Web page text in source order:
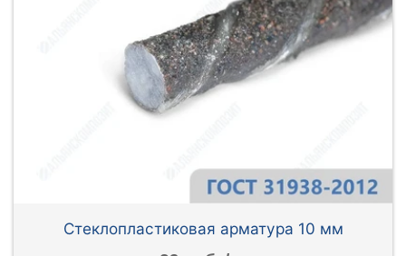
Стеклопластиковая арматура 10 мм